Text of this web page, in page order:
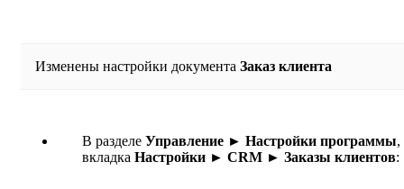
Изменены настройки документа Заказ клиента
В разделе Управление ► Настройки программы,
вкладка Настройки ► CRM ► Заказы клиентов: